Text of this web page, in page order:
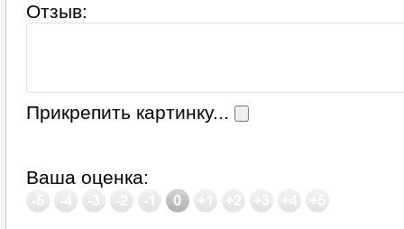
Отзыв:
Прикрепить картинку...
Ваша оценка: